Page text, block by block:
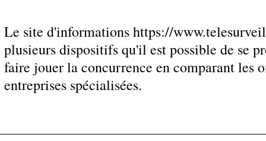
Le site d'informations https://
plusieurs dispositifs qu'il est possible de se
faire jouer la concurrence en comparant les
entreprises spécialisées.